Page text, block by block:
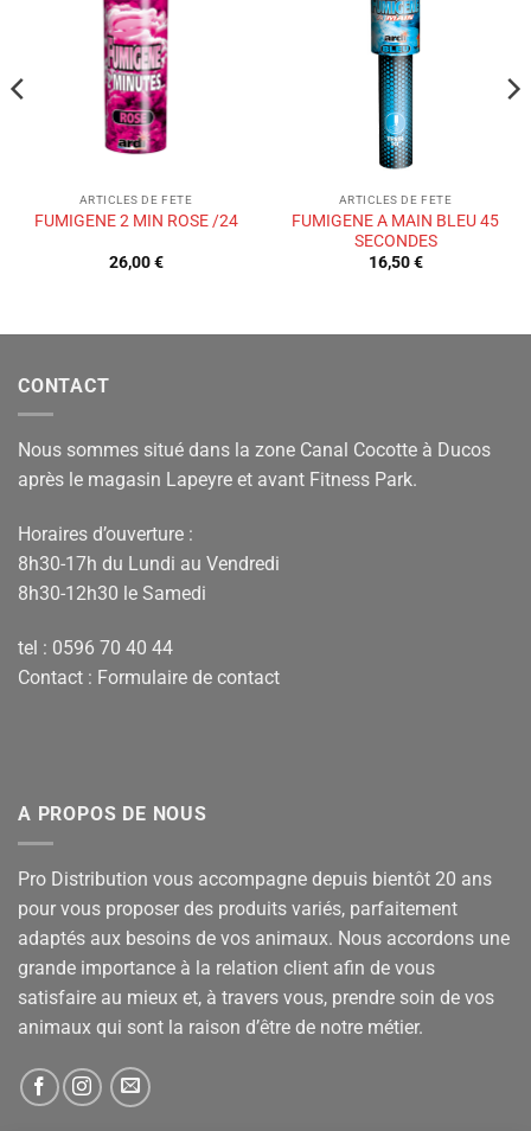
ARTICLES DE FETE
FUMIGENE 2 MIN ROSE /24
26,00€
ARTICLES DE FETE
FUMIGENE A MAIN BLEU 45
SECONDES
16,50€
CONTACT
Nous sommes situé dans la zone Canal Cocotte à Ducos
après le magasin Lapeyre et avant Fitness Park.
Horaires d’ouverture :
8h30-17h du Lundi au Vendredi
8h30-12h30 le Samedi
tel : 0596 70 40 44
Contact : Formulaire de contact
A PROPOS DE NOUS
Pro Distribution vous accompagne depuis bientôt 20 ans
pour vous proposer des produits variés, parfaitement
adaptés aux besoins de vos animaux. Nous accordons une
grande importance à la relation client afin de vous
satisfaire au mieux et, à travers vous, prendre soin de vos
animaux qui sont la raison d’être de notre métier.